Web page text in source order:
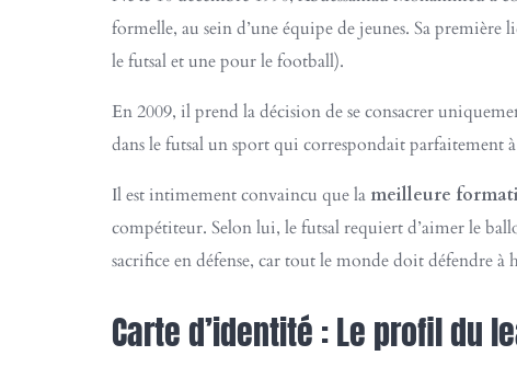
formelle, au sein d’une équipe de jeunes. Sa première
le futsal et une pour le football).
En 2009, il prend la décision de se consacrer
dans le futsal un sport qui correspondait parfaitement
Il est intimement convaincu que la meilleure
compétiteur. Selon lui, le futsal requiert d’aimer le
sacrifice en défense, car tout le monde doit défendre à
Carte d’identité : Le profil du